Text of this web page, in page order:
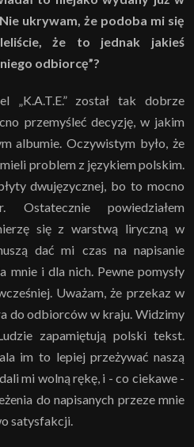
ukrywam, że podoba mi się
że to jednak jakieś
odbiorcę”?
„K.A.T.E.” został tak dobrze
przemyśleć decyzję, w jakim
albumie. Oczywistym było, że
problem z językiem polskim.
dwujęzycznej, bo to mocno
Ostatecznie powiedziałem
się z warstwą liryczną w
dać mi czas na napisanie
mnie i dla nich. Pewne pomysły
Uważam, że przekaz w
do odbiorców w kraju. Widzimy
zapamiętują polski tekst.
im to lepiej przeżywać naszą
mi wolną rękę, i - co ciekawe -
do napisanych przeze mnie
satysfakcji.